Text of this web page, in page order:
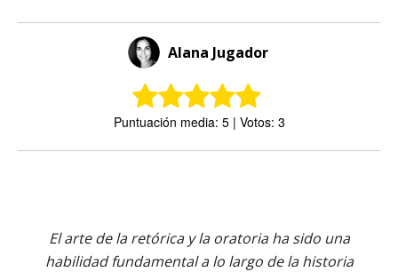
Alana Jugador
Puntuación media: 5 | Votos: 3
El arte de la retórica y la oratoria ha sido una
habilidad fundamental a lo largo de la historia